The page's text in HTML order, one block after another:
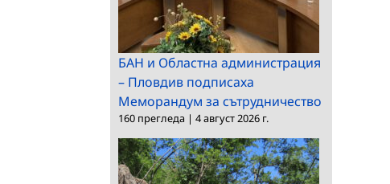
БАН и Областна администрация
– Пловдив подписаха
Меморандум за сътрудничество
160 прегледа | 4 август 2026 г.